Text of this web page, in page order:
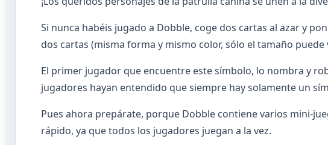
Si nunca habéis jugado a Dobble, coge dos cartas al azar y
dos cartas (misma forma y mismo color, sólo el tamaño puede
El primer jugador que encuentre este símbolo, lo nombra y
jugadores hayan entendido que siempre hay solamente un
Pues ahora prepárate, porque Dobble contiene varios mini-
rápido, ya que todos los jugadores juegan a la vez.